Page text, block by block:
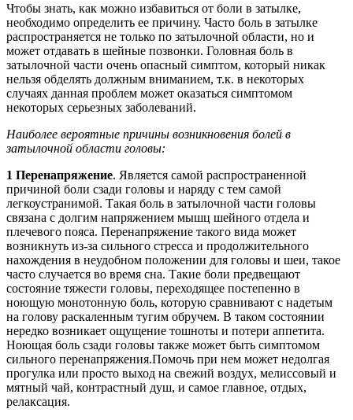
Чтобы знать, как можно избавиться от боли в затылке,
необходимо определить ее причину. Часто боль в затылке
распространяется не только по затылочной области, но и
может отдавать в шейные позвонки. Головная боль в
затылочной части очень опасный симптом, который никак
нельзя обделять должным вниманием, т.к. в некоторых
случаях данная проблем может оказаться симптомом
некоторых серьезных заболеваний.
Наиболее вероятные причины возникновения болей в
затылочной области головы:
1 Перенапряжение. Является самой распространенной
причиной боли сзади головы и наряду с тем самой
легкоустранимой. Такая боль в затылочной части головы
связана с долгим напряжением мышц шейного отдела и
плечевого пояса. Перенапряжение такого вида может
возникнуть из-за сильного стресса и продолжительного
нахождения в неудобном положении для головы и шеи, такое
часто случается во время сна. Такие боли предвещают
состояние тяжести головы, переходящее постепенно в
ноющую монотонную боль, которую сравнивают с надетым
на голову раскаленным тугим обручем. В таком состоянии
нередко возникает ощущение тошноты и потери аппетита.
Ноющая боль сзади головы также может быть симптомом
сильного перенапряжения.Помочь при нем может недолгая
прогулка или просто выход на свежий воздух, мелиссовый и
мятный чай, контрастный душ, и самое главное, отдых,
релаксация.